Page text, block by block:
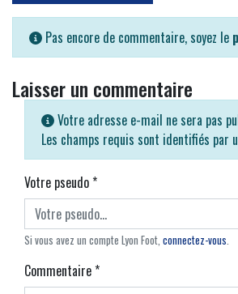
Pas encore de commentaire, soyez le
Laisser un commentaire
Votre adresse e-mail ne sera pas
Les champs requis sont identifiés par
Votre pseudo*
Si vous avez un compte Lyon Foot, connectez-vous.
Commentaire*